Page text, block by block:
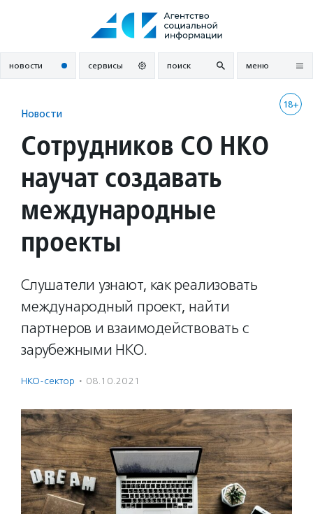
новости сервисы поиск меню
18+
Новости
Сотрудников СО НКО
научат создавать
международные
проекты
Слушатели узнают, как реализовать
международный проект, найти
партнеров и взаимодействовать с
зарубежными НКО.
НКО-сектор · 08.10.2021